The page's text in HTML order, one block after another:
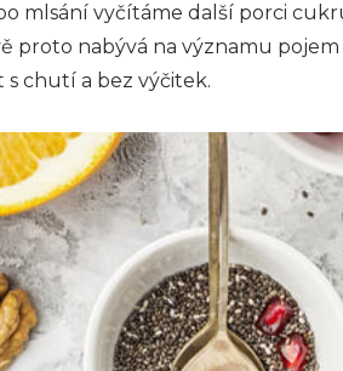
mlsání vyčítáme další porci
proto nabývá na významu pojem
chutí a bez výčitek.